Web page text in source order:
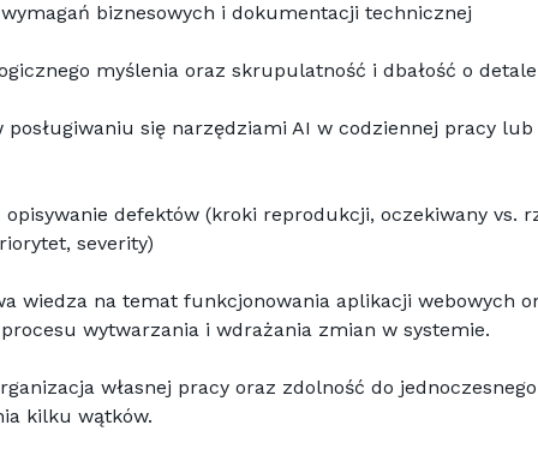
biznesowych i dokumentacji technicznej
myślenia oraz skrupulatność i dbałość o
posługiwaniu się narzędziami AI w codziennej pracy
opisywanie defektów (kroki reprodukcji, oczekiwany vs.
severity)
wiedza na temat funkcjonowania aplikacji webowych
wytwarzania i wdrażania zmian w systemie.
własnej pracy oraz zdolność do jednoczesnego
kilku wątków.